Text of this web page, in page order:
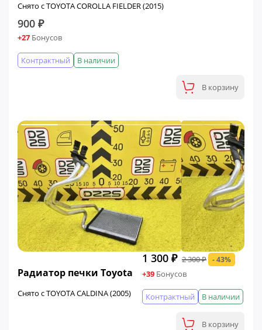
Снято с TOYOTA COROLLA FIELDER (2015)
900 ₽
+27 Бонусов
В наличии
Контрактный
В корзину
Радиатор печки Toyota
Снято с TOYOTA CALDINA (2005)
1 300 ₽ 2 300 ₽ - 43%
+39 Бонусов
В наличии
Контрактный
В корзину